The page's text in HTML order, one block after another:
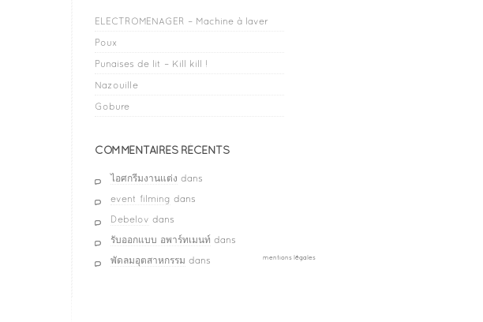
ELECTROMENAGER – Machine à laver
Poux
Punaises de lit – Kill kill !
Nazouille
Gobure
COMMENTAIRES RÉCENTS
ไอศกรีมงานแต่ง dans
event filming dans
Debelov dans
รับออกแบบ อพาร์ทเมนท์ dans
พัดลมอุตสาหกรรม dans mentions légales